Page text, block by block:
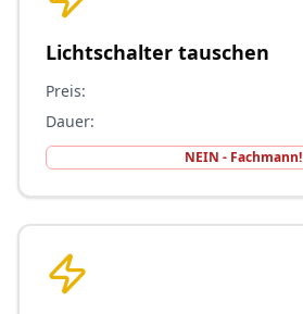
Lichtschalter tauschen
Preis:
Dauer:
NEIN - Fachmann!